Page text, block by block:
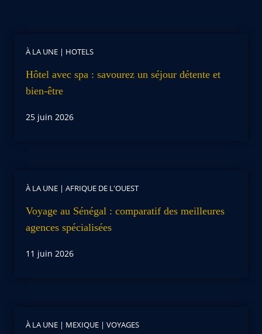
À LA UNE | HOTELS
Hôtel avec spa : savourez un séjour détente et
bien-être
25 juin 2026
À LA UNE | AFRIQUE DE L'OUEST
Voyage au Sénégal : comparatif des meilleures
agences spécialisées
11 juin 2026
À LA UNE | MEXIQUE | VOYAGES